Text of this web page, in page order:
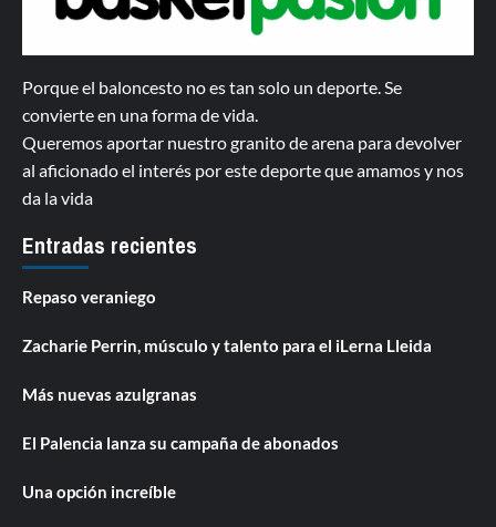
Porque el baloncesto no es tan solo un deporte. Se
convierte en una forma de vida.
Queremos aportar nuestro granito de arena para devolver
al aficionado el interés por este deporte que amamos y nos
da la vida
Entradas recientes
Repaso veraniego
Zacharie Perrin, músculo y talento para el iLerna Lleida
Más nuevas azulgranas
El Palencia lanza su campaña de abonados
Una opción increíble